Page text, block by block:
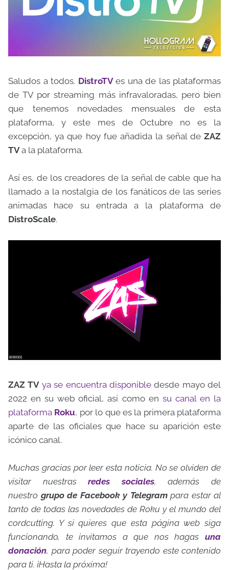
Saludos a todos. DistroTVes una de las plataformas
de TV por streaming más infravaloradas, pero bien
que tenemos novedades mensuales de esta
plataforma, y este mes de Octubre no es la
excepción, ya que hoy fue añadida la señal de ZAZ
TVa la plataforma.
Así es, de los creadores de la señal de cable que ha
llamado a la nostalgia de los fanáticos de las series
animadas hace su entrada a la plataforma de
DistroScale.
ZAZ TV ya se encuentra disponibledesde mayo del
2022 en su web oficial, así como en su canal en la
plataforma Roku, por lo que es la primera plataforma
aparte de las oficiales que hace su aparición este
icónico canal.
Muchas gracias por leer esta noticia. No se olviden de
visitar nuestrasredes sociales, además de
nuestro grupo de Facebook y Telegrampara estar al
tanto de todas las novedades de Roku y el mundo del
cordcutting. Y si quieres que esta página web siga
funcionando, te invitamos a que nos hagas una
donación, para poder seguir trayendo este contenido
para ti. ¡Hasta la próxima!